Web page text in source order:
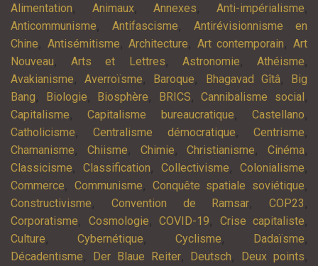
Alimentation, Animaux,Annexes,Anti-impérialisme,
Anticommunisme, Antifascisme, Antirévisionnisme en
Chine, Antisémitisme,Architecture, Art contemporain,Art
Nouveau,Arts et Lettres, Astronomie,Athéisme,
Avakianisme,Averroïsme, Baroque, Bhagavad Gîtâ,
Big
Bang, Biologie, Biosphère, BRICS,Cannibalisme social ,
Capitalisme,Capitalisme bureaucratique,Castellano,
Catholicisme,Centralisme démocratique,Centrisme,
Chamanisme, Chiisme, Chimie,Christianisme, Cinéma,
Classicisme, Classification, Collectivisme, Colonialisme,
Commerce, Communisme, Conquête spatiale soviétique,
Constructivisme, Convention de Ramsar, COP23 ,
Corporatisme, Cosmologie, COVID-19, Crise capitaliste,
Culture, Cybernétique, Cyclisme, Dadaïsme,
Décadentisme, Der Blaue Reiter, Deutsch, Deux points,